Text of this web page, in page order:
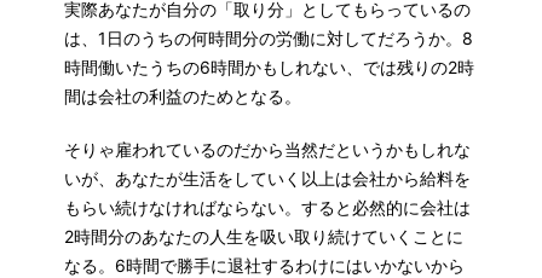
実際あなたが自分の「取り分」としてもらっているの
は、1日のうちの何時間分の労働に対してだろうか。8
時間働いたうちの6時間かもしれない、では残りの2時
間は会社の利益のためとなる。
そりゃ雇われているのだから当然だというかもしれな
いが、あなたが生活をしていく以上は会社から給料を
もらい続けなければならない。すると必然的に会社は
2時間分のあなたの人生を吸い取り続けていくことに
なる。6時間で勝手に退社するわけにはいかないから